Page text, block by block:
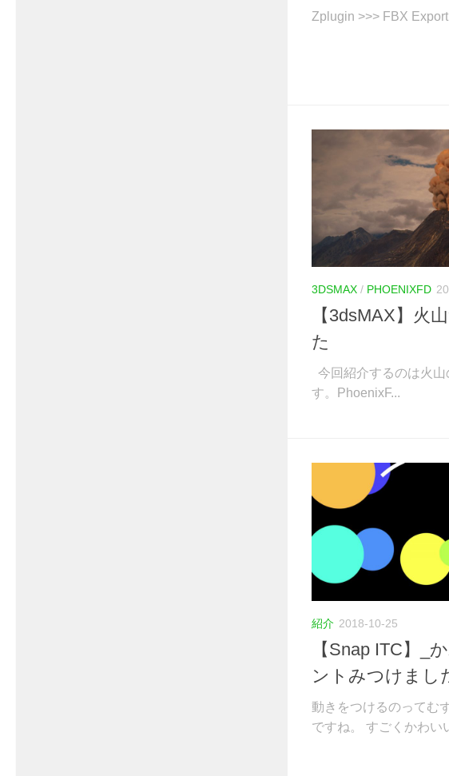
Zplugin >>> FBX
3DSMAX / PHOENIXFD
【3dsMAX】火
た
今回紹介するのは火
す。PhoenixF...
紹介 2018-10-25
【Snap ITC】_
ントみつけまし
動きをつけるのってむ
ですね。 すごくかわい